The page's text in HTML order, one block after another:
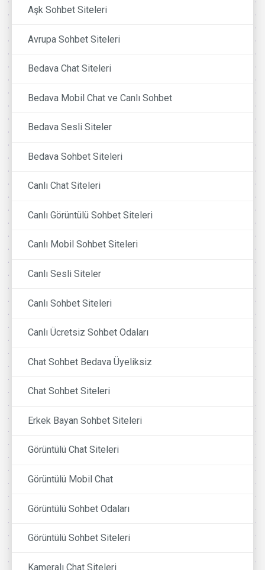
Aşk Sohbet Siteleri
Avrupa Sohbet Siteleri
Bedava Chat Siteleri
Bedava Mobil Chat ve Canlı Sohbet
Bedava Sesli Siteler
Bedava Sohbet Siteleri
Canlı Chat Siteleri
Canlı Görüntülü Sohbet Siteleri
Canlı Mobil Sohbet Siteleri
Canlı Sesli Siteler
Canlı Sohbet Siteleri
Canlı Ücretsiz Sohbet Odaları
Chat Sohbet Bedava Üyeliksiz
Chat Sohbet Siteleri
Erkek Bayan Sohbet Siteleri
Görüntülü Chat Siteleri
Görüntülü Mobil Chat
Görüntülü Sohbet Odaları
Görüntülü Sohbet Siteleri
Kameralı Chat Siteleri